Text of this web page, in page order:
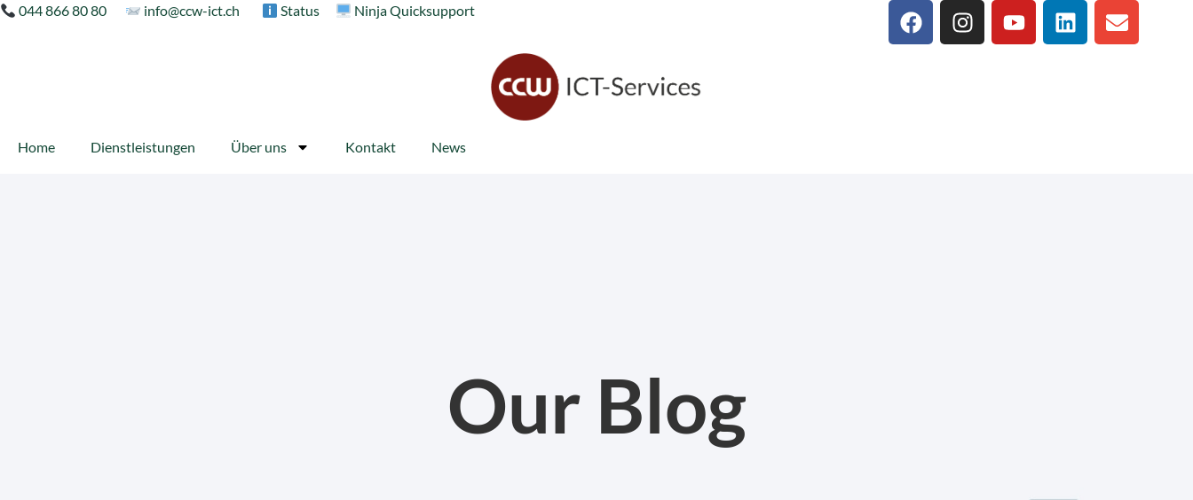
044 866 80 80 info@ccw-ict.ch Status Ninja Quicksupport
Home Dienstleistungen Über uns Kontakt News
Our Blog